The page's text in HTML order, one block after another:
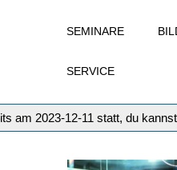
SEMINARE
SERVICE
am 2023-12-11 statt, du